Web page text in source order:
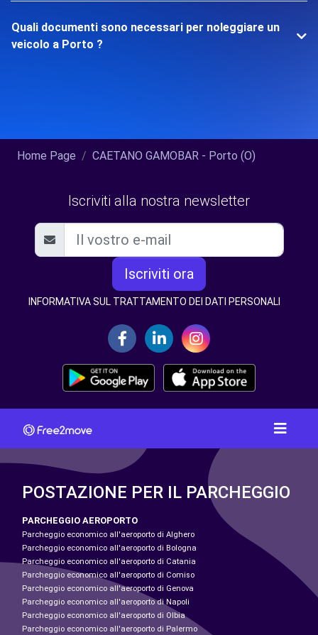
Quali documenti sono necessari per noleggiare un
veicolo a Porto ?
Home Page CAETANO GAMOBAR - Porto (O)
Iscriviti alla nostra newsletter
Iscriviti ora
INFORMATIVA SUL TRATTAMENTO DEI DATI PERSONALI
POSTAZIONE PER IL PARCHEGGIO
PARCHEGGIO AEROPORTO
Parcheggio economico all'aeroporto di Alghero
Parcheggio economico all'aeroporto di Bologna
Parcheggio economico all'aeroporto di Catania
Parcheggio economico all'aeroporto di Comiso
Parcheggio economico all'aeroporto di Genova
Parcheggio economico all'aeroporto di Napoli
Parcheggio economico all'aeroporto di Olbia
Parcheggio economico all'aeroporto di Palermo